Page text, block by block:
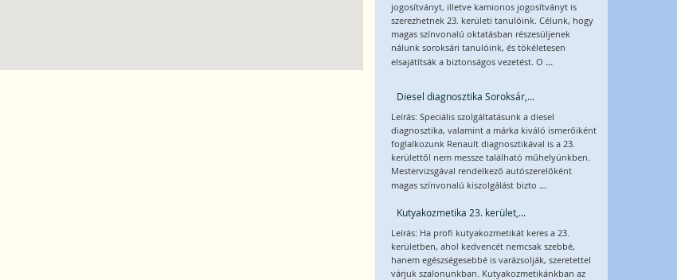
jogosítványt, illetve kamionos jogosítványt is
szerezhetnek 23. kerületi tanulóink. Célunk, hogy
magas színvonalú oktatásban részesüljenek
nálunk soroksári tanulóink, és tökéletesen
elsajátítsák a biztonságos vezetést. O ...
Diesel diagnosztika Soroksár,...
Leírás: Speciális szolgáltatásunk a diesel
diagnosztika, valamint a márka kiváló ismerőiként
foglalkozunk Renault diagnosztikával is a 23.
kerülettől nem messze található műhelyünkben.
Mestervizsgával rendelkező autószerelőként
magas színvonalú kiszolgálást bizto ...
Kutyakozmetika 23. kerület,...
Leírás: Ha profi kutyakozmetikát keres a 23.
kerületben, ahol kedvencét nemcsak szebbé,
hanem egészségesebbé is varázsolják, szeretettel
várjuk szalonunkban. Kutyakozmetikánkban az